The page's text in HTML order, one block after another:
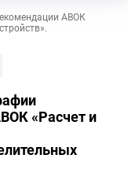
АВОК
«Расчет и